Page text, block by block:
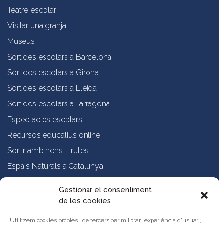
Gestionar el consentiment
de les cookies
Utilitzem cookies pròpies i de tercers per millorar l’experiència d’usuari,
Teatre escolar
Visitar una granja
Museus
Sortides escolars a Barcelona
Sortides escolars a Girona
Sortides escolars a Lleida
Sortides escolars a Tarragona
Espectacles escolars
Recursos educatius online
Sortir amb nens – rutes
Espais Naturals a Catalunya
Qui som?